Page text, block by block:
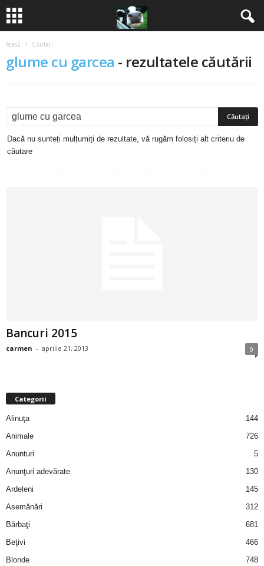
Acasă Căutați
glume cu garcea - rezultatele căutării
Dacă nu sunteți mulțumiți de rezultate, vă rugăm folosiți alt criteriu de
căutare
Bancuri 2015
carmen - aprilie 21, 2013 0
Categorii
Alinuţa
144
Animale
726
Anunturi
5
Anunţuri adevărate
130
Ardeleni
145
Asemănări
312
Bărbaţi
681
Beţivi
466
Blonde
748